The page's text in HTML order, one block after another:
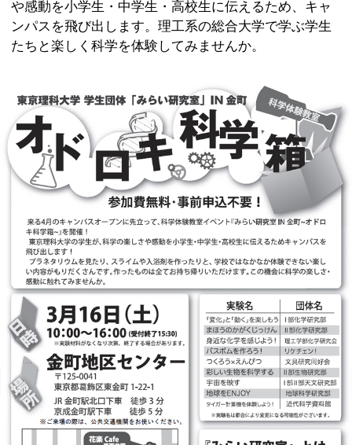
このページの先頭へ
江戸川区時間 墨田区時間 葛飾区時間
表示：PC|モバイル